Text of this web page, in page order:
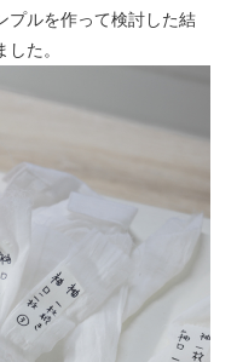
プルを作って検討した結
た。